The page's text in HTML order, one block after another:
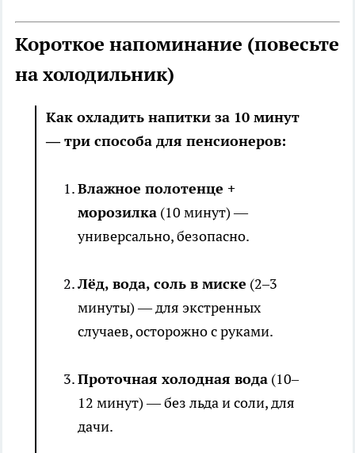
Короткое напоминание (повесьте
на холодильник)
Как охладить напитки за 10 минут
— три способа для пенсионеров:
Влажное полотенце +
морозилка (10 минут) —
универсально, безопасно.
Лёд, вода, соль в миске (2–3
минуты) — для экстренных
случаев, осторожно с руками.
Проточная холодная вода (10–
12 минут) — без льда и соли, для
дачи.